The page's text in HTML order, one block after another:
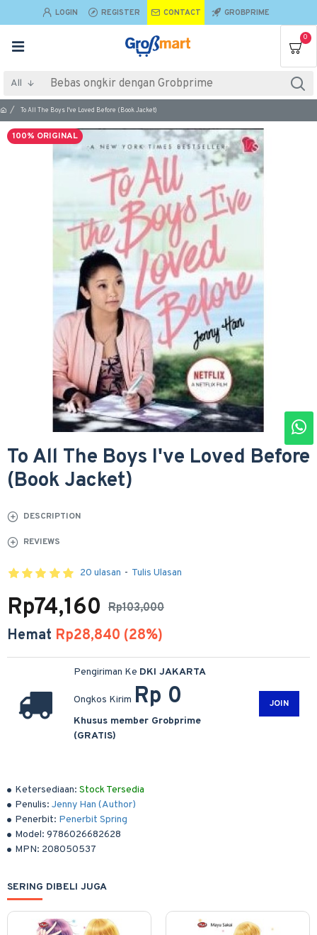
LOGIN REGISTER CONTACT GROBPRIME
0
All
To All The Boys I've Loved Before (Book Jacket)
100% ORIGINAL
To All The Boys I've Loved Before
(Book Jacket)
DESCRIPTION
REVIEWS
Ketersediaan: Stock Tersedia
Penulis: Jenny Han (Author)
Penerbit: Penerbit Spring
Model: 9786026682628
MPN: 208050537
20 ulasan - Tulis Ulasan
Rp103,000
Rp74,160
Hemat Rp28,840 (28%)
Pengiriman Ke DKI JAKARTA
Ongkos Kirim Rp 0
Khusus member Grobprime
(GRATIS)
JOIN
SERING DIBELI JUGA